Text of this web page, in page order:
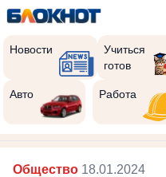
Новости
Учиться
готов
Авто Работа
Общество 18.01.2024